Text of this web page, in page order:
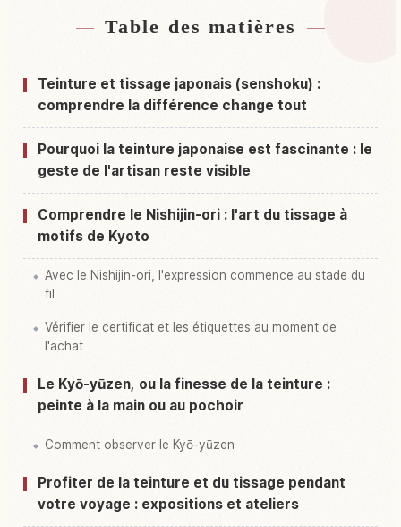
Hébergements près de Kyoto préfecture
Activités à Kyoto préfecture↗
Table des matières
Teinture et tissage japonais (senshoku) :
comprendre la différence change tout
Pourquoi la teinture japonaise est fascinante : le
geste de l'artisan reste visible
Comprendre le Nishijin-ori : l'art du tissage à
motifs de Kyoto
Avec le Nishijin-ori, l'expression commence au stade du
fil
Vérifier le certificat et les étiquettes au moment de
l'achat
Le Kyō-yūzen, ou la finesse de la teinture :
peinte à la main ou au pochoir
Comment observer le Kyō-yūzen
Profiter de la teinture et du tissage pendant
votre voyage : expositions et ateliers